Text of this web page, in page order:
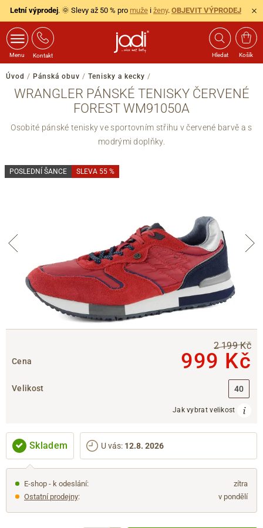
Letní výprodej. 🌞 Slevy až 50 % pro muže i ženy. OBJEVIT VÝPRODEJ
Menu Kontakt Hledat Košík
Úvod / Pánská obuv / Tenisky a kecky /
WRANGLER PÁNSKÉ TENISKY ČERVENÉ
FOREST WM91050A
Osobité pánské tenisky ve sportovním střihu v červené barvě a s
modrými doplňky.
POSLEDNÍ ŠANCE SLEVA 55 %
Cena
2 199 Kč
999 Kč
Velikost 40
Jak vybrat velikost
Skladem U vás: 12.8. 2026
E-shop - k odeslání:
zítra
Ostatní prodejny: v pondělí